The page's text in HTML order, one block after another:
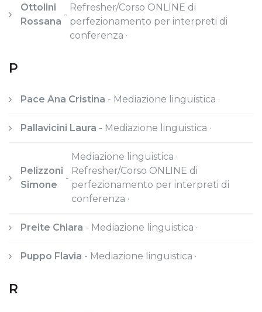
Ottolini
Rossana
-
Refresher/Corso ONLINE di
perfezionamento per interpreti di
conferenza ·
P
Pace Ana Cristina - Mediazione linguistica ·
Pallavicini Laura - Mediazione linguistica ·
Pelizzoni
Simone
-
Mediazione linguistica ·
Refresher/Corso ONLINE di
perfezionamento per interpreti di
conferenza ·
Preite Chiara - Mediazione linguistica ·
Puppo Flavia - Mediazione linguistica ·
R